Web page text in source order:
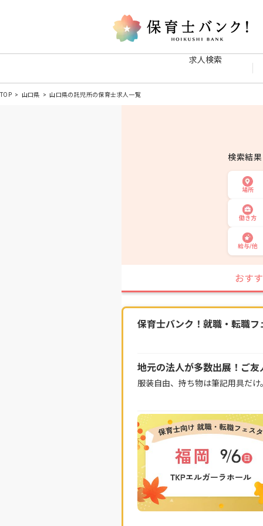
求人検索
TOP 山口県 山口県の託児所の保育士求人一覧
検索結
場所
働き方
給与/他
おす
保育士バンク！就職・転職フ
地元の法人が多数出展！ご
服装自由、持ち物は筆記用具だ